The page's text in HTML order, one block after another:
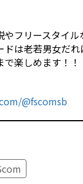
フリースタイ
は老若男女だ
楽しめます！
@fscomsb